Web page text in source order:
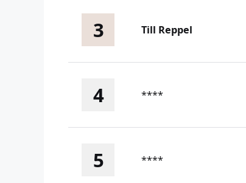
3 Till Reppel
4 ****
5 ****